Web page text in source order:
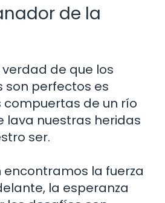
de la
de que los
son perfectos es
de un río
lava nuestras heridas
ser.
encontramos la fuerza
la esperanza